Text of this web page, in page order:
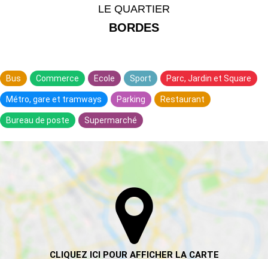
LE QUARTIER
BORDES
Bus Commerce Ecole Sport Parc, Jardin et Square
Métro, gare et tramways Parking Restaurant
Bureau de poste Supermarché